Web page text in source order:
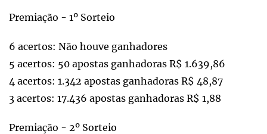
Premiação - 1º Sorteio
6 acertos: Não houve ganhadores
5 acertos: 50 apostas ganhadoras R$ 1.639,86
4 acertos: 1.342 apostas ganhadoras R$ 48,87
3 acertos: 17.436 apostas ganhadoras R$ 1,88
Premiação - 2º Sorteio